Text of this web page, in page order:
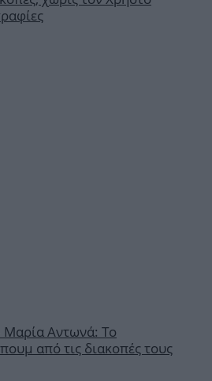
Μαρία Αντωνά: Το
από τις διακοπές τους